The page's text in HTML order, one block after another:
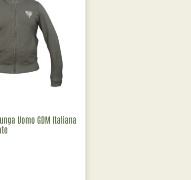
Uomo GDM Italiana